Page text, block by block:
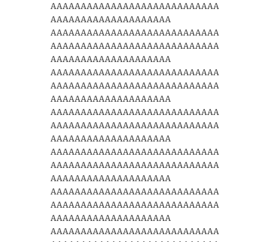
AAAAAAAAAAAAAAAAAAAAAAAAAAAA
AAAAAAAAAAAAAAAAAAAA
AAAAAAAAAAAAAAAAAAAAAAAAAAAA
AAAAAAAAAAAAAAAAAAAAAAAAAAAA
AAAAAAAAAAAAAAAAAAAA
AAAAAAAAAAAAAAAAAAAAAAAAAAAA
AAAAAAAAAAAAAAAAAAAAAAAAAAAA
AAAAAAAAAAAAAAAAAAAA
AAAAAAAAAAAAAAAAAAAAAAAAAAAA
AAAAAAAAAAAAAAAAAAAAAAAAAAAA
AAAAAAAAAAAAAAAAAAAA
AAAAAAAAAAAAAAAAAAAAAAAAAAAA
AAAAAAAAAAAAAAAAAAAAAAAAAAAA
AAAAAAAAAAAAAAAAAAAA
AAAAAAAAAAAAAAAAAAAAAAAAAAAA
AAAAAAAAAAAAAAAAAAAAAAAAAAAA
AAAAAAAAAAAAAAAAAAAA
AAAAAAAAAAAAAAAAAAAAAAAAAAAA